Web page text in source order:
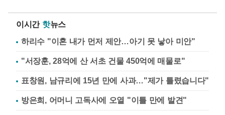
이시간 핫뉴스
하리수 "이혼 내가 먼저 제안…아기 못 낳아 미안"
"서장훈, 28억에 산 서초 건물 450억에 매물로"
표창원, 남규리에 15년 만에 사과…"제가 틀렸습니다"
방은희, 어머니 고독사에 오열 "이틀 만에 발견"